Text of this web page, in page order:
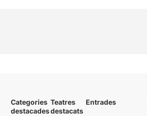
Categories
destacades
Teatres
destacats
Entrades